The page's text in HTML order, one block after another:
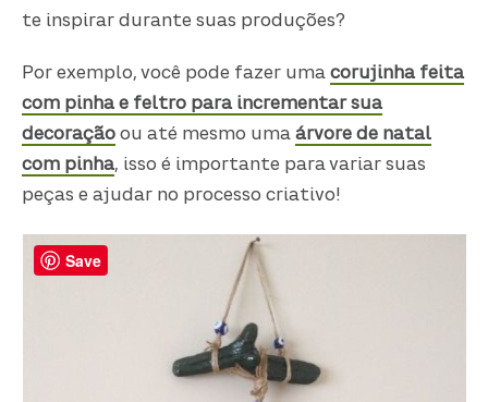
te inspirar durante suas produções?
Por exemplo, você pode fazer umacorujinha feita
com pinha e feltro para incrementar sua
decoração ou até mesmo umaárvore de natal
com pinha, isso é importante para variar suas
peças e ajudar no processo criativo!
Save